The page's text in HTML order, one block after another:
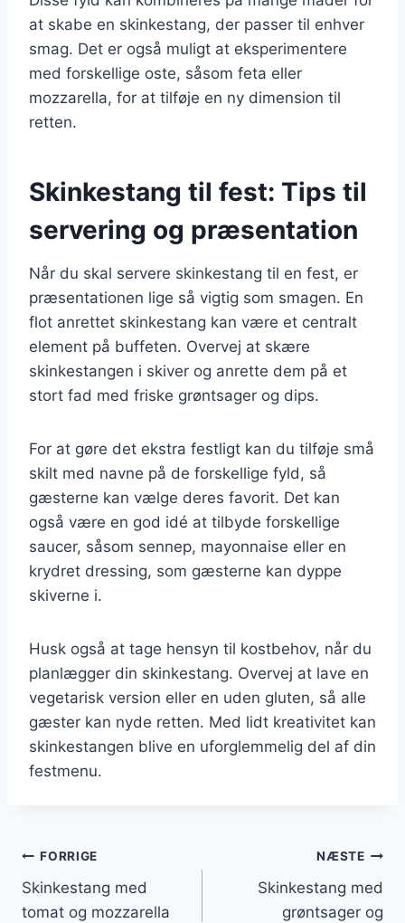
at skabe en skinkestang, der passer til enhver
smag. Det er også muligt at eksperimentere
med forskellige oste, såsom feta eller
mozzarella, for at tilføje en ny dimension til
retten.
Skinkestang til fest: Tips til
servering og præsentation
Når du skal servere skinkestang til en fest, er
præsentationen lige så vigtig som smagen. En
flot anrettet skinkestang kan være et centralt
element på buffeten. Overvej at skære
skinkestangen i skiver og anrette dem på et
stort fad med friske grøntsager og dips.
For at gøre det ekstra festligt kan du tilføje små
skilt med navne på de forskellige fyld, så
gæsterne kan vælge deres favorit. Det kan
også være en god idé at tilbyde forskellige
saucer, såsom sennep, mayonnaise eller en
krydret dressing, som gæsterne kan dyppe
skiverne i.
Husk også at tage hensyn til kostbehov, når du
planlægger din skinkestang. Overvej at lave en
vegetarisk version eller en uden gluten, så alle
gæster kan nyde retten. Med lidt kreativitet kan
skinkestangen blive en uforglemmelig del af din
festmenu.
Indlægsnavigation
FORRIGE
Skinkestang med
tomat og mozzarella
NÆSTE
Skinkestang med
grøntsager og